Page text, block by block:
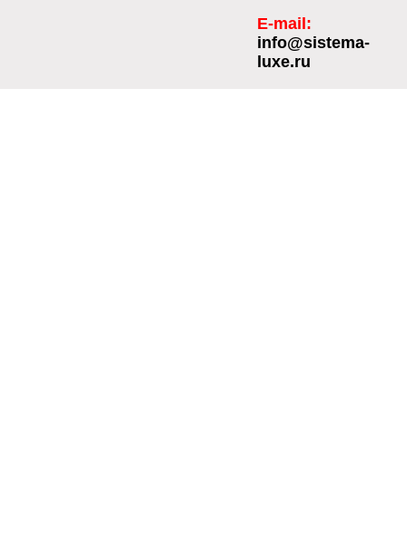
E-mail:
info@sistema-
luxe.ru